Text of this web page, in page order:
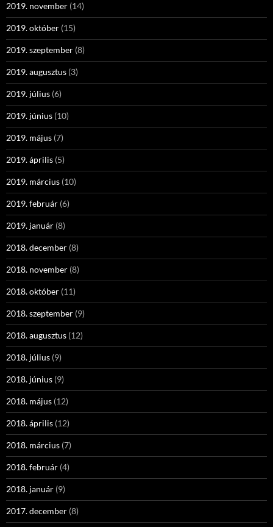
2019. november (14)
2019. október (15)
2019. szeptember (8)
2019. augusztus (3)
2019. július (6)
2019. június (10)
2019. május (7)
2019. április (5)
2019. március (10)
2019. február (6)
2019. január (8)
2018. december (8)
2018. november (8)
2018. október (11)
2018. szeptember (9)
2018. augusztus (12)
2018. július (9)
2018. június (9)
2018. május (12)
2018. április (12)
2018. március (7)
2018. február (4)
2018. január (9)
2017. december (8)